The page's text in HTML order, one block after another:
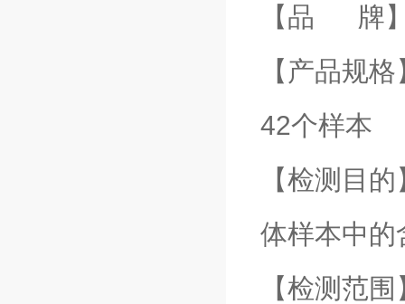
【品 牌
【产品规
42个样本
【检测目
体样本中的
【检测范